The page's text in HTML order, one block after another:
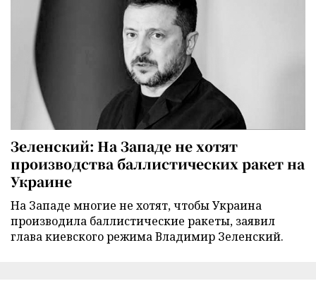
Зеленский: На Западе не хотят
производства баллистических ракет на
Украине
На Западе многие не хотят, чтобы Украина
производила баллистические ракеты, заявил
глава киевского режима Владимир Зеленский.